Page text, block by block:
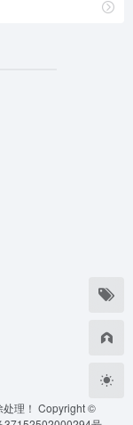
处理！ Copyright ©